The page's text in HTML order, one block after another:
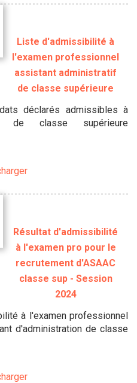
Liste d'admissibilité à
l'examen professionnel
assistant administratif
de classe supérieure
déclarés admissibles à
de classe supérieure
Résultat d'admissibilité
à l'examen pro pour le
recrutement d'ASAAC
classe sup - Session
2024
à l'examen professionnel
d'administration de classe